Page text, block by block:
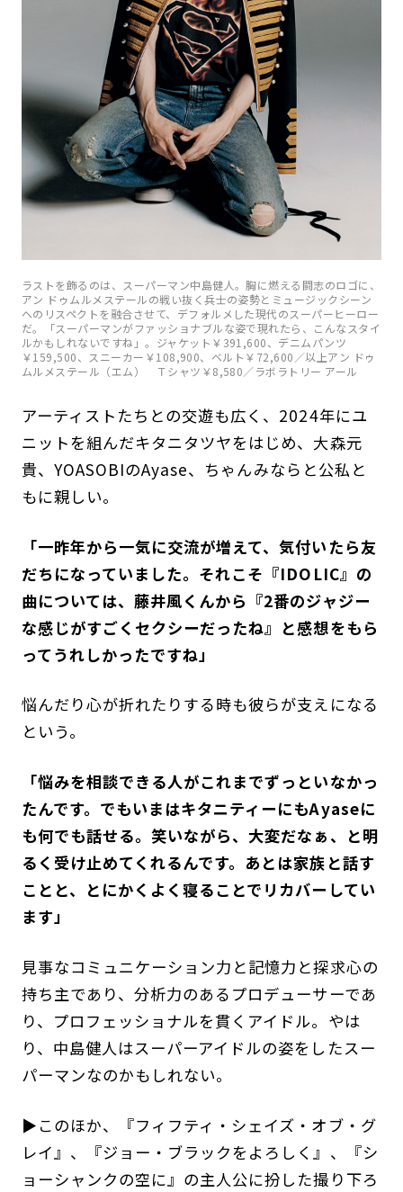
ラストを飾るのは、スーパーマン中島健人。胸に燃える闘志のロゴに、
アン ドゥムルメステールの戦い抜く兵士の姿勢とミュージックシーン
へのリスペクトを融合させて、デフォルメした現代のスーパーヒーロー
だ。「スーパーマンがファッショナブルな姿で現れたら、こんなスタイ
ルかもしれないですね」。ジャケット￥391,600、デニムパンツ
￥159,500、スニーカー￥108,900、ベルト￥72,600／以上アン ドゥ
ムルメステール（エム） Ｔシャツ￥8,580／ラボラトリー アール
アーティストたちとの交遊も広く、2024年にユ
ニットを組んだキタニタツヤをはじめ、大森元
貴、YOASOBIのAyase、ちゃんみならと公私と
もに親しい。
「一昨年から一気に交流が増えて、気付いたら友
だちになっていました。それこそ『IDOLIC』の
曲については、藤井風くんから『2番のジャジー
な感じがすごくセクシーだったね』と感想をもら
ってうれしかったですね」
悩んだり心が折れたりする時も彼らが支えになる
という。
「悩みを相談できる人がこれまでずっといなかっ
たんです。でもいまはキタニティーにもAyaseに
も何でも話せる。笑いながら、大変だなぁ、と明
るく受け止めてくれるんです。あとは家族と話す
ことと、とにかくよく寝ることでリカバーしてい
ます」
見事なコミュニケーション力と記憶力と探求心の
持ち主であり、分析力のあるプロデューサーであ
り、プロフェッショナルを貫くアイドル。やは
り、中島健人はスーパーアイドルの姿をしたスー
パーマンなのかもしれない。
▶︎このほか、『フィフティ・シェイズ・オブ・グ
レイ』、『ジョー・ブラックをよろしく』、『シ
ョーシャンクの空に』の主人公に扮した撮り下ろ